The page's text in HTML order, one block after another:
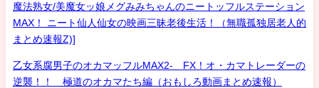
魔法熟女/美魔女ッ娘メグみみちゃんのニートッフルステーション
MAX！ ニート仙人仙女の映画三昧老後生活！（無職孤独居老人的
まとめ速報Z)]
乙女系腐男子のオカマッフルMAX2- FX！オ・カマトレーダーの
逆襲！！ 極道のオカマたち編（おもしろ動画まとめ速報）